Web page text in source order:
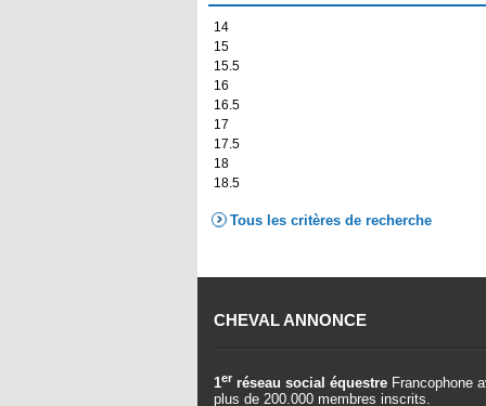
14
15
15.5
16
16.5
17
17.5
18
18.5
Tous les critères de recherche
CHEVAL ANNONCE
1er réseau social équestre Francophone
plus de 200.000 membres inscrits.